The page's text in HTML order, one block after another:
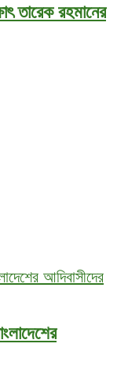
তারেক রহমানের